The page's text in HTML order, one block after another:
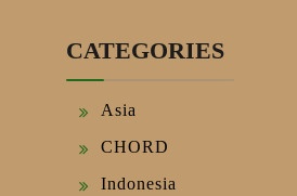
CATEGORIES
Asia
CHORD
Indonesia